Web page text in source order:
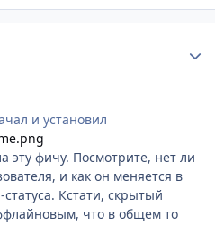
и установил
эту фичу. Посмотрите, нет ли
и как он меняется в
Кстати, скрытый
что в общем то